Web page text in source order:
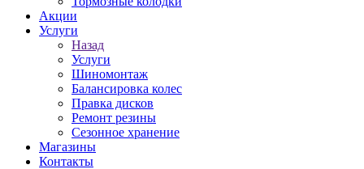
Акции
Услуги
Назад
Услуги
Шиномонтаж
Балансировка колес
Правка дисков
Ремонт резины
Сезонное хранение
Магазины
Контакты